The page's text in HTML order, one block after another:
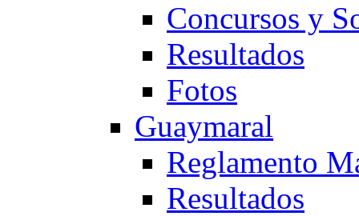
Concursos y
Resultados
Fotos
Guaymaral
Reglamento
Resultados